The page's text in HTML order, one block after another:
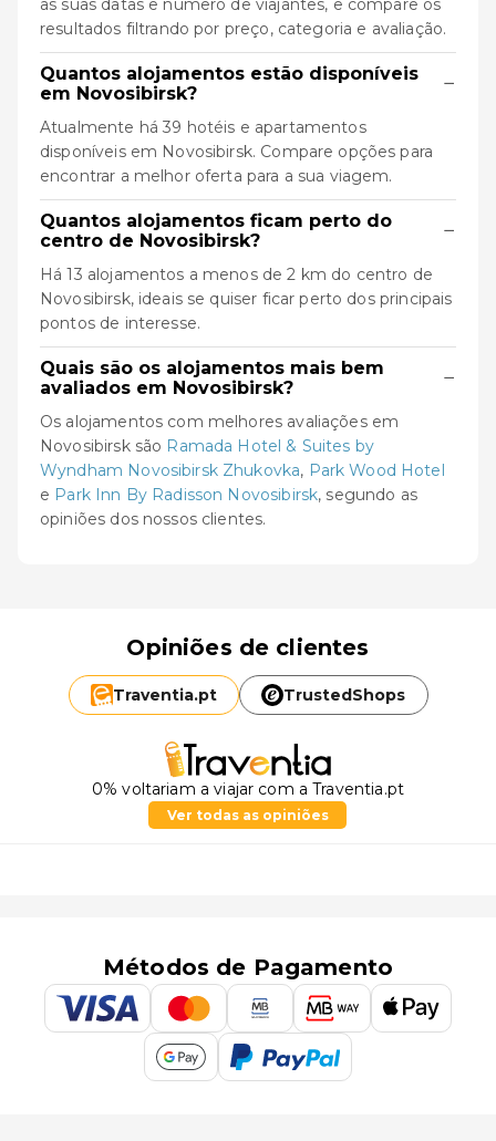
as suas datas e número de viajantes, e compare os
resultados filtrando por preço, categoria e avaliação.
Quantos alojamentos estão disponíveis
em Novosibirsk?
−
Atualmente há 39 hotéis e apartamentos
disponíveis em Novosibirsk. Compare opções para
encontrar a melhor oferta para a sua viagem.
Quantos alojamentos ficam perto do
centro de Novosibirsk?
−
Há 13 alojamentos a menos de 2 km do centro de
Novosibirsk, ideais se quiser ficar perto dos principais
pontos de interesse.
Quais são os alojamentos mais bem
avaliados em Novosibirsk?
−
Os alojamentos com melhores avaliações em
Novosibirsk são Ramada Hotel & Suites by
Wyndham Novosibirsk Zhukovka, Park Wood Hotel
e Park Inn By Radisson Novosibirsk, segundo as
opiniões dos nossos clientes.
Opiniões de clientes
Traventia.pt TrustedShops
0% voltariam a viajar com a Traventia.pt
Ver todas as opiniões
Métodos de Pagamento